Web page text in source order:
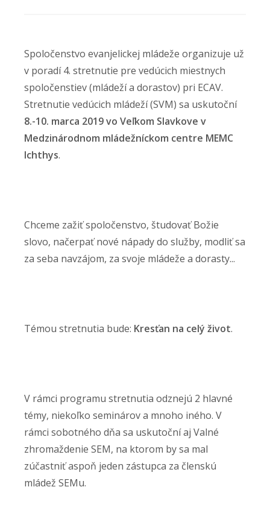
Spoločenstvo evanjelickej mládeže organizuje už
v poradí 4. stretnutie pre vedúcich miestnych
spoločenstiev (mládeží a dorastov) pri ECAV.
Stretnutie vedúcich mládeží (SVM) sa uskutoční
8.-10. marca 2019 vo Veľkom Slavkove v
Medzinárodnom mládežníckom centre MEMC
Ichthys.
Chceme zažiť spoločenstvo, študovať Božie
slovo, načerpať nové nápady do služby, modliť sa
za seba navzájom, za svoje mládeže a dorasty...
Témou stretnutia bude: Kresťan na celý život.
V rámci programu stretnutia odznejú 2 hlavné
témy, niekoľko seminárov a mnoho iného. V
rámci sobotného dňa sa uskutoční aj Valné
zhromaždenie SEM, na ktorom by sa mal
zúčastniť aspoň jeden zástupca za členskú
mládež SEMu.